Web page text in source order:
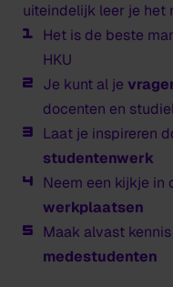
uiteindelijk leer je het
Het is de beste
HKU
Je kunt al je
docenten en
Laat je inspireren
studentenwerk
Neem een kijkje in
werkplaatsen
Maak alvast
medestudenten